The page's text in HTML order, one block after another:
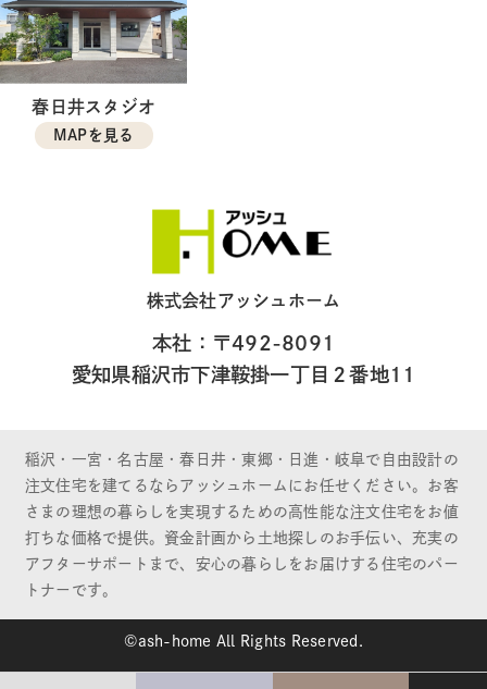
春日井スタジオ
MAPを見る
株式会社アッシュホーム
本社：〒492-8091
愛知県稲沢市下津鞍掛一丁目２番地11
稲沢・一宮・名古屋・春日井・東郷・日進・岐阜で自由設計の
注文住宅を建てるならアッシュホームにお任せください。お客
さまの理想の暮らしを実現するための高性能な注文住宅をお値
打ちな価格で提供。資金計画から土地探しのお手伝い、充実の
アフターサポートまで、安心の暮らしをお届けする住宅のパー
トナーです。
©ash-home All Rights Reserved.